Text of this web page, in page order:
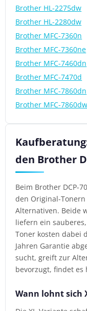
Brother HL-2275dw
Brother HL-2280dw
Brother MFC-7360n
Brother MFC-7360ne
Brother MFC-7460dn
Brother MFC-7470d
Brother MFC-7860dn
Brother MFC-7860dw
den Brother
Beim Brother DCP-
den Original-
Alternativen. Beide
liefern ein
Toner kosten dabei
Jahren Garantie
sucht, greift zur
bevorzugt, findet es
Wann lohnt sich